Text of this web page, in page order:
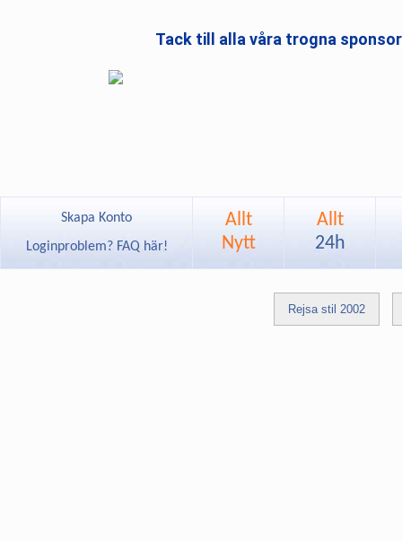
Tack till alla våra trogna
Skapa Konto
Loginproblem? FAQ här!
Allt
Nytt
Allt
24h
Rejsa stil 2002